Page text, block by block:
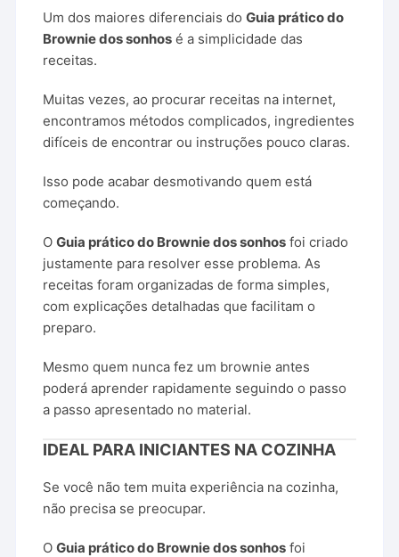
Um dos maiores diferenciais doGuia prático do
Brownie dos sonhos é a simplicidade das
receitas.
Muitas vezes, ao procurar receitas na internet,
encontramos métodos complicados, ingredientes
difíceis de encontrar ou instruções pouco claras.
Isso pode acabar desmotivando quem está
começando.
OGuia prático do Brownie dos sonhos foi criado
justamente para resolver esse problema. As
receitas foram organizadas de forma simples,
com explicações detalhadas que facilitam o
preparo.
Mesmo quem nunca fez um brownie antes
poderá aprender rapidamente seguindo o passo
a passo apresentado no material.
IDEAL PARA INICIANTES NA COZINHA
Se você não tem muita experiência na cozinha,
não precisa se preocupar.
OGuia prático do Brownie dos sonhos foi